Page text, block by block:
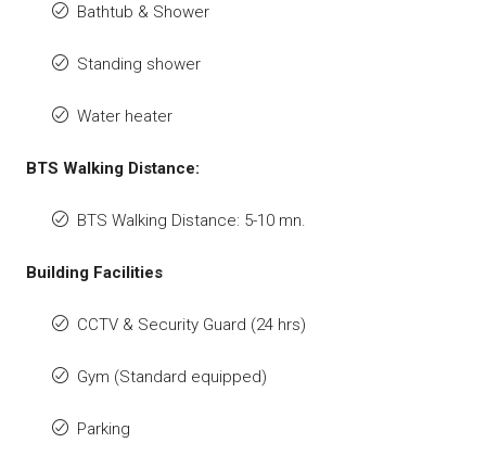
Bathtub & Shower
Standing shower
Water heater
BTS Walking Distance:
BTS Walking Distance: 5-10 mn.
Building Facilities
CCTV & Security Guard (24 hrs)
Gym (Standard equipped)
Parking